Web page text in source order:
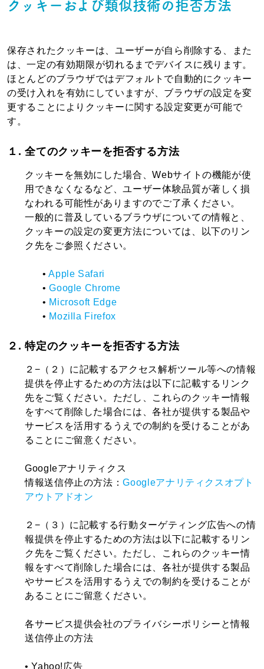
クッキーおよび類似技術の拒否方法
保存されたクッキーは、ユーザーが自ら削除する、また
は、一定の有効期限が切れるまでデバイスに残ります。
ほとんどのブラウザではデフォルトで自動的にクッキー
の受け入れを有効にしていますが、ブラウザの設定を変
更することによりクッキーに関する設定変更が可能で
す。
１. 全てのクッキーを拒否する方法
クッキーを無効にした場合、Webサイトの機能が使
用できなくなるなど、ユーザー体験品質が著しく損
なわれる可能性がありますのでご了承ください。
一般的に普及しているブラウザについての情報と、
クッキーの設定の変更方法については、以下のリン
ク先をご参照ください。
• Apple Safari
• Google Chrome
• Microsoft Edge
• Mozilla Firefox
２. 特定のクッキーを拒否する方法
２−（２）に記載するアクセス解析ツール等への情報
提供を停止するための方法は以下に記載するリンク
先をご覧ください。ただし、これらのクッキー情報
をすべて削除した場合には、各社が提供する製品や
サービスを活用するうえでの制約を受けることがあ
ることにご留意ください。
Googleアナリティクス
情報送信停止の方法：Googleアナリティクスオプト
アウトアドオン
２−（３）に記載する行動ターゲティング広告への情
報提供を停止するための方法は以下に記載するリン
ク先をご覧ください。ただし、これらのクッキー情
報をすべて削除した場合には、各社が提供する製品
やサービスを活用するうえでの制約を受けることが
あることにご留意ください。
各サービス提供会社のプライバシーポリシーと情報
送信停止の方法
• Yahoo!広告